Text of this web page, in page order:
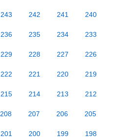
243 242 241 240
236 235 234 233
229 228 227 226
222 221 220 219
215 214 213 212
208 207 206 205
201 200 199 198